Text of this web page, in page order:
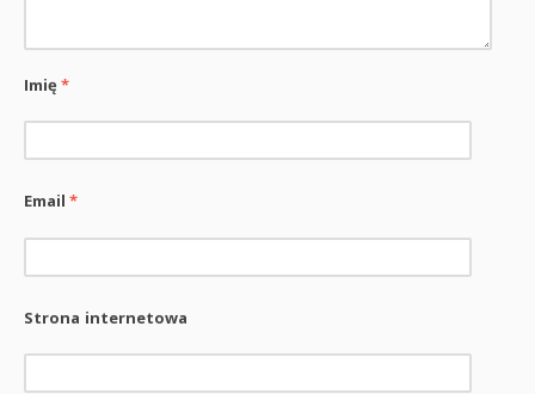
Imię*
Email*
Strona internetowa